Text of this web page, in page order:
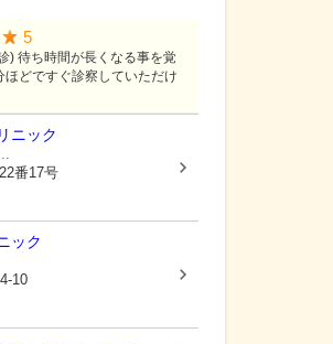
5
) 待ち時間が長くなる事を覚
どですぐ診察していただけ
ニック
番17号
ック
10